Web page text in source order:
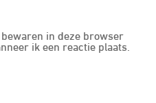
in deze browser
ik een reactie plaats.